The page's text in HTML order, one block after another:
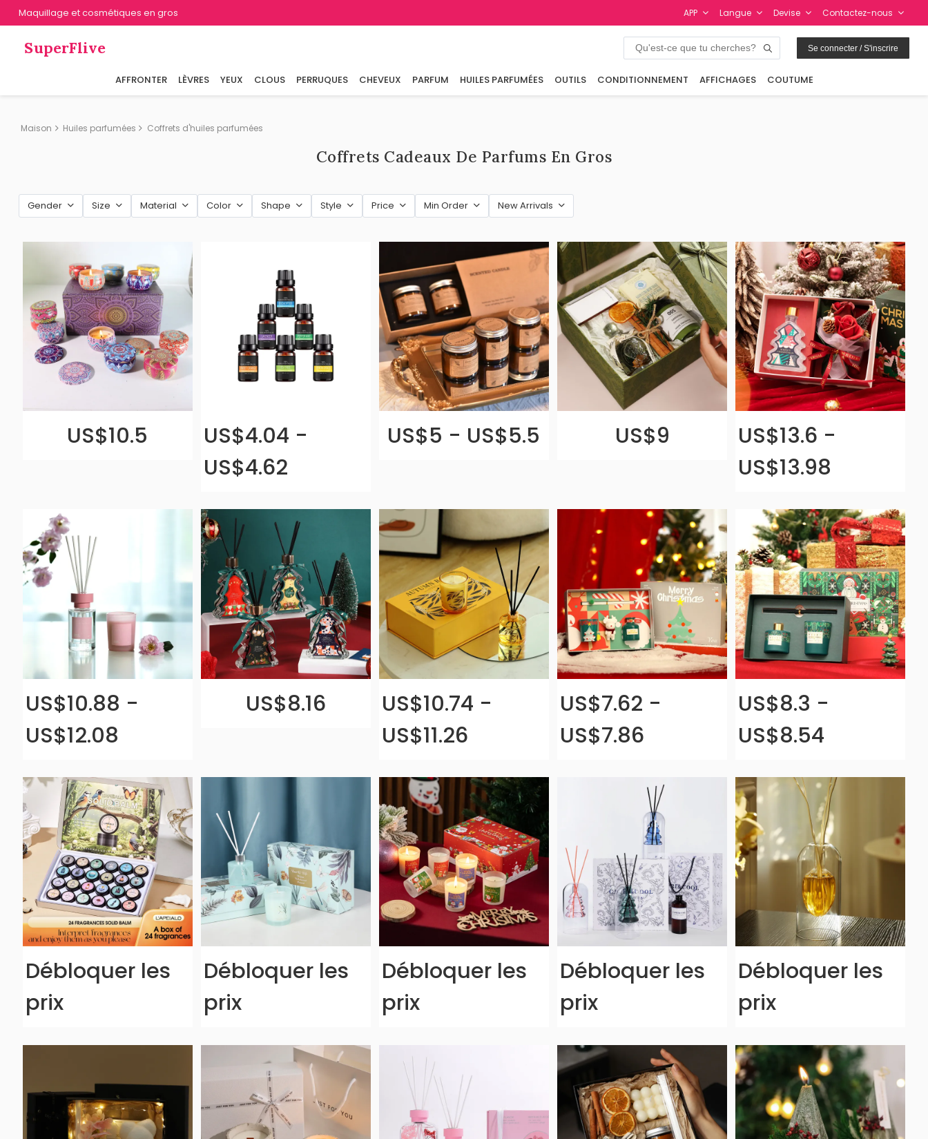
Maquillage et cosmétiques en gros APP Langue Devise Contactez-nous
SuperFlive Se connecter / S'inscrire
AFFRONTER LÈVRES YEUX CLOUS PERRUQUES CHEVEUX PARFUM HUILES PARFUMÉES OUTILS CONDITIONNEMENT AFFICHAGES COUTUME
Maison Huiles parfumées Coffrets d'huiles parfumées
Coffrets Cadeaux De Parfums En Gros
Gender Size Material Color Shape Style Price Min Order New Arrivals
US$10.5
US$4.04 -
US$4.62
US$5 - US$5.5 US$9
US$13.6 -
US$13.98
US$10.88 -
US$12.08
US$8.16
US$10.74 -
US$11.26
US$7.62 -
US$7.86
US$8.3 -
US$8.54
Débloquer les
prix
Débloquer les
prix
Débloquer les
prix
Débloquer les
prix
Débloquer les
prix